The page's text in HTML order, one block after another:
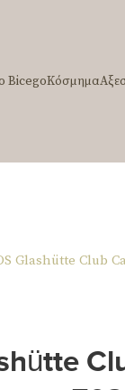
BicegoΚόσμημα
Glashütte Club